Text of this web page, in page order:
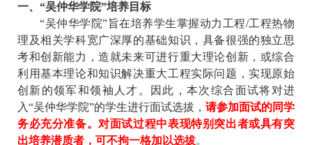
一、“吴仲华学院”培养目标
“吴仲华学院”旨在培养学生掌握动力工程/工程热物
理及相关学科宽广深厚的基础知识，具备很强的独立思
考和创新能力，造就未来可进行重大理论创新，或综合
利用基本理论和知识解决重大工程实际问题，实现原始
创新的领军和领袖人才。因此，本次综合面试将对进
入“吴仲华学院”的学生进行面试选拔， 请参加面试的同学
务必充分准备。 对面试过程中表现特别突出者或具有突
出培养潜质者，可不拘一格加以选拔。